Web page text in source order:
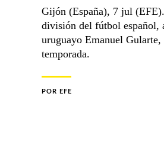
Gijón (España), 7 jul
división del fútbol español,
uruguayo Emanuel
temporada.
POR EFE